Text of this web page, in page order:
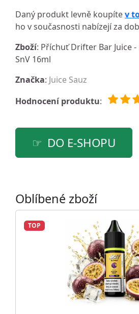
Daný produkt levně koupítev
ho v současnosti nabízejí za
Zboží: Příchuť Drifter Bar Juice
SnV 16ml
Značka: Juice Sauz
Hodnocení produktu:
DO E-SHOPU
Oblíbené zboží
TOP